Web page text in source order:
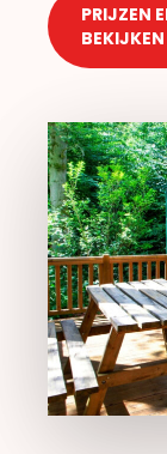
PRIJZEN
BEKIJKEN
Play Video